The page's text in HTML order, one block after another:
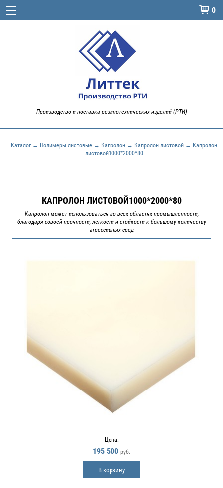
 0
Производство и поставка резинотехнических изделий (РТИ)
Каталог→ Полимеры листовые → Капролон → Капролон листовой → Капролон
листовой1000*2000*80
КАПРОЛОН ЛИСТОВОЙ1000*2000*80
Капролон может использоваться во всех областях промышленности,
благодаря совоей прочности, легкости и стойкости к большому количеству
агрессивных сред
Цена:
195 500 руб.
В корзину